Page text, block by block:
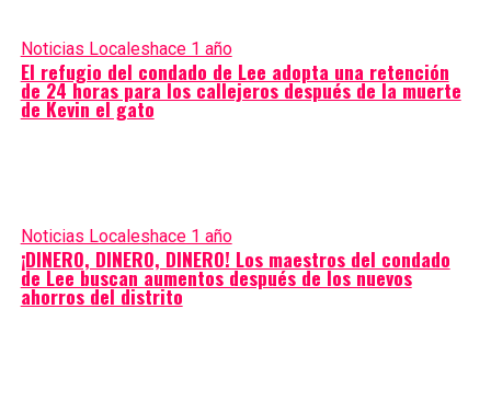
Noticias Localeshace 1 año
El refugio del condado de Lee adopta una retención
de 24 horas para los callejeros después de la muerte
de Kevin el gato
Noticias Localeshace 1 año
¡DINERO, DINERO, DINERO! Los maestros del condado
de Lee buscan aumentos después de los nuevos
ahorros del distrito